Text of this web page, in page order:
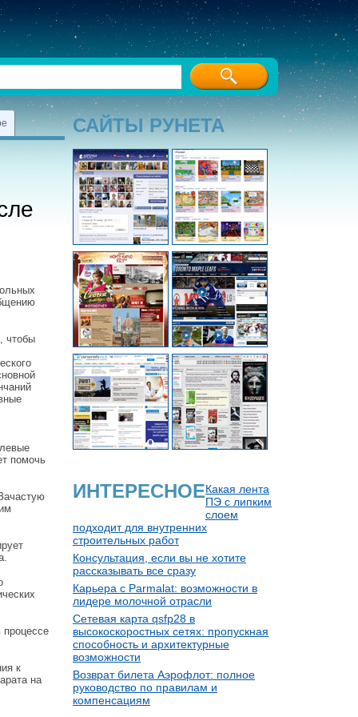
чтобы
помочь
процессе
к
на
САЙТЫ РУНЕТА
ИНТЕРЕСНОЕКакая лента
ПЭ с липким
слоем
подходит для внутренних
строительных работ
Консультация, если вы не хотите
рассказывать все сразу
Карьера с Parmalat: возможности в
лидере молочной отрасли
Сетевая карта qsfp28 в
высокоскоростных сетях: пропускная
способность и архитектурные
возможности
Возврат билета Аэрофлот: полное
руководство по правилам и
компенсациям